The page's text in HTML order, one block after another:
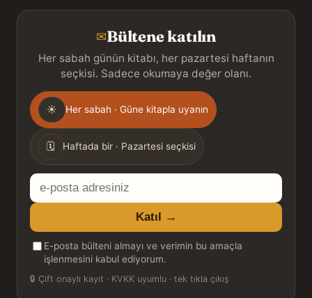
✉Bültene katılın
Her sabah günün kitabı, her pazartesi haftanın
seçkisi. Sadece okumaya değer olanı.
Gönderim
sıklığı
☀ Her sabah · Güne kitapla uyanın
🗓 Haftada bir · Pazartesi seçkisi
E-
posta
adresiniz
Katıl →
E-posta bülteni almayı ve verimin bu amaçla
işlenmesini kabul ediyorum.
🔒 Çift onaylı kayıt · KVKK uyumlu · tek tıkla çıkış